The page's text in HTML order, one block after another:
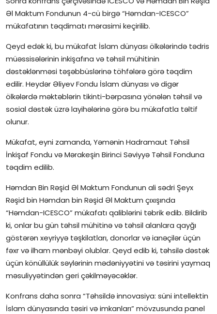
Əl Maktum Fondunun 4-cü birgə “Həmdan-ICESCO”
mükafatının təqdimatı mərasimi keçirilib.
Qeyd edək ki, bu mükafat İslam dünyası ölkələrində tədris
müəssisələrinin inkişafına və təhsil mühitinin
dəstəklənməsi təşəbbüslərinə töhfələrə görə təqdim
edilir. Heydər Əliyev Fondu İslam dünyası və digər
ölkələrdə məktəblərin tikinti-bərpasına yönələn təhsil və
sosial dəstək üzrə layihələrinə görə bu mükafatla təltif
olunur.
Mükafat, eyni zamanda, Yəmənin Hadramaut Təhsil
İnkişaf Fondu və Mərakeşin Birinci Səviyyə Təhsil Fonduna
təqdim edilib.
Həmdan Bin Rəşid Əl Maktum Fondunun ali sədri Şeyx
Rəşid bin Həmdan bin Rəşid Əl Maktum çıxışında
“Həmdan-ICESCO” mükafatı qaliblərini təbrik edib. Bildirib
ki, onlar bu gün təhsil mühitinə və təhsil alanlara qayğı
göstərən xeyriyyə təşkilatları, donorlar və ianəçilər üçün
fəxr və ilham mənbəyi olublar. Qeyd edib ki, təhsilə dəstək
üçün könüllülük səylərinin mədəniyyətini və təsirini yaymaq
məsuliyyətindən geri çəkilməyəcəklər.
Konfrans daha sonra “Təhsildə innovasiya: süni intellektin
İslam dünyasında təsiri və imkanları” mövzusunda panel